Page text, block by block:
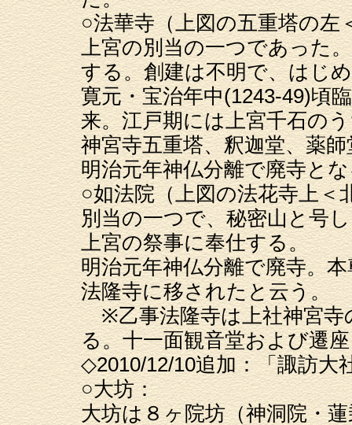
○法華寺（上図の五重塔の左
上宮の別当の一つであった
する。創建は不明で、はじ
寛元・宝治年中(1243-49)頃
来。江戸期には上宮千石の
神宮寺五重塔、釈迦堂、薬
明治元年神仏分離で廃寺と
○如法院（上図の法花寺上＜
別当の一つで、秘密山と号
上宮の祭事に奉仕する。
明治元年神仏分離で廃寺。
法隆寺に移されたと云う。
※乙事法隆寺は上社神宮寺
る。十一面観音堂および遷
◇2010/12/10追加：「諏訪
○大坊：
大坊は８ヶ院坊（神洞院・